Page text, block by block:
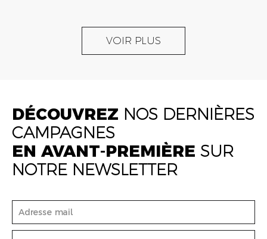
VOIR PLUS
DÉCOUVREZ NOS DERNIÈRES
CAMPAGNES
EN AVANT-PREMIÈRE SUR
NOTRE NEWSLETTER